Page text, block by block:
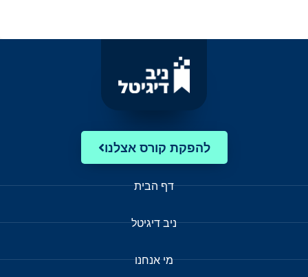
להפקת קורס אצלנו
דף הבית
ניב דיגיטל
מי אנחנו